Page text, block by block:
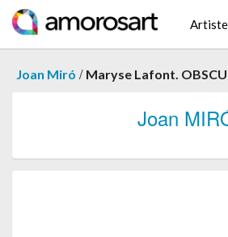
Joan Miró / Maryse Lafont.
Joan